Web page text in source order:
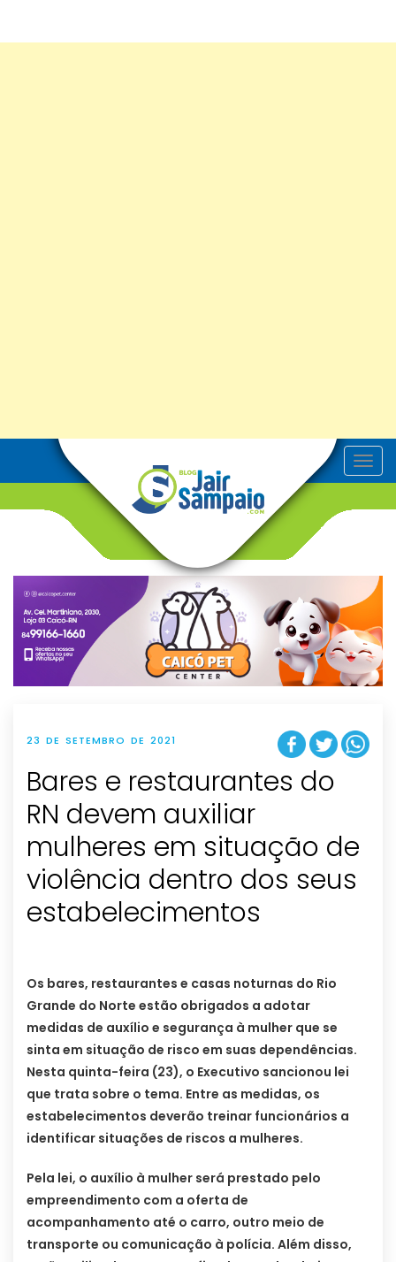
T
o
v
g
t
i
o
n
23 DE SETEMBRO DE 2021
Bares e restaurantes do
RN devem auxiliar
mulheres em situação de
violência dentro dos seus
estabelecimentos
Os bares, restaurantes e casas noturnas do Rio
Grande do Norte estão obrigados a adotar
medidas de auxílio e segurança à mulher que se
sinta em situação de risco em suas dependências.
Nesta quinta-feira (23), o Executivo sancionou lei
que trata sobre o tema. Entre as medidas, os
estabelecimentos deverão treinar funcionários a
identificar situações de riscos a mulheres.
Pela lei, o auxílio à mulher será prestado pelo
empreendimento com a oferta de
acompanhamento até o carro, outro meio de
transporte ou comunicação à polícia. Além disso,